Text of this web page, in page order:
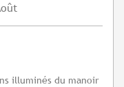
illuminés du manoir